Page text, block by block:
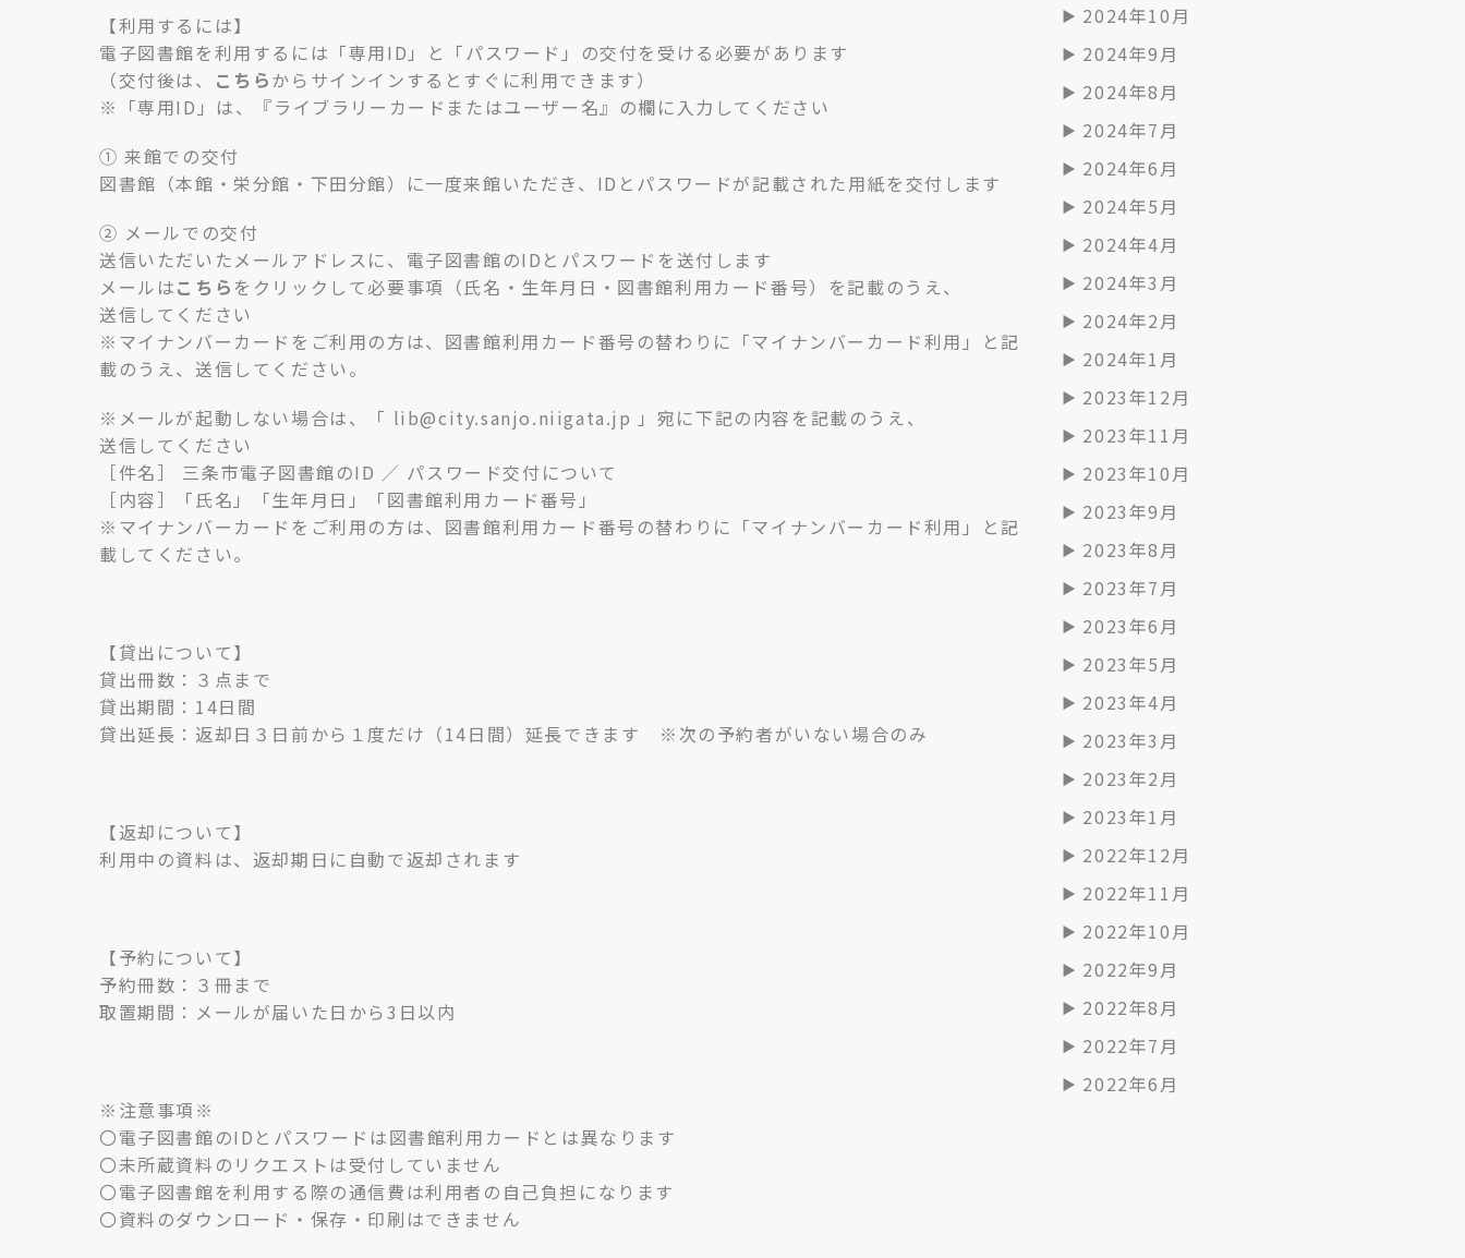
【利用するには】
電子図書館を利用するには「専用ID」と「パスワード」の交付を受ける必要があります
（交付後は、 こちらからサインインするとすぐに利用できます）
※「専用ID」は、『ライブラリーカードまたはユーザー名』の欄に入力してください
① 来館での交付
図書館（本館・栄分館・下田分館）に一度来館いただき、IDとパスワードが記載された用紙を交付します
② メールでの交付
送信いただいたメールアドレスに、電子図書館のIDとパスワードを送付します
メールはこちら をクリックして必要事項（氏名・生年月日・図書館利用カード番号）を記載のうえ、
送信してください
※マイナンバーカードをご利用の方は、図書館利用カード番号の替わりに「マイナンバーカード利用」と記
載のうえ、送信してください。
※メールが起動しない場合は、「 lib@city.sanjo.niigata.jp 」宛に下記の内容を記載のうえ、
送信してください
［件名］ 三条市電子図書館のID ／ パスワード交付について
［内容］「氏名」「生年月日」「図書館利用カード番号」
※マイナンバーカードをご利用の方は、図書館利用カード番号の替わりに「マイナンバーカード利用」と記
載してください。
【貸出について】
貸出冊数：３点まで
貸出期間：14日間
貸出延長：返却日３日前から１度だけ（14日間）延長できます ※次の予約者がいない場合のみ
【返却について】
利用中の資料は、返却期日に自動で返却されます
【予約について】
予約冊数：３冊まで
取置期間：メールが届いた日から3日以内
※注意事項※
〇電子図書館のIDとパスワードは図書館利用カードとは異なります
〇未所蔵資料のリクエストは受付していません
〇電子図書館を利用する際の通信費は利用者の自己負担になります
〇資料のダウンロード・保存・印刷はできません
2024年10月
2024年9月
2024年8月
2024年7月
2024年6月
2024年5月
2024年4月
2024年3月
2024年2月
2024年1月
2023年12月
2023年11月
2023年10月
2023年9月
2023年8月
2023年7月
2023年6月
2023年5月
2023年4月
2023年3月
2023年2月
2023年1月
2022年12月
2022年11月
2022年10月
2022年9月
2022年8月
2022年7月
2022年6月